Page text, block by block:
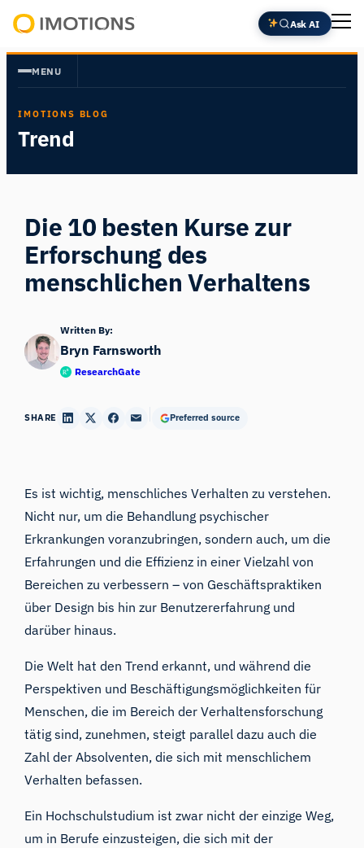
Zum
Inhalt
springen
Insight
Ask AI
MENU
IMOTIONS BLOG
Trend
Die 10 besten Kurse zur
Erforschung des
menschlichen Verhaltens
Written By:
Bryn Farnsworth
ResearchGate
SHARE Preferred source
Es ist wichtig, menschliches Verhalten zu verstehen.
Nicht nur, um die Behandlung psychischer
Erkrankungen voranzubringen, sondern auch, um die
Erfahrungen und die Effizienz in einer Vielzahl von
Bereichen zu verbessern – von Geschäftspraktiken
über Design bis hin zur Benutzererfahrung und
darüber hinaus.
Die Welt hat den Trend erkannt, und während die
Perspektiven und Beschäftigungsmöglichkeiten für
Menschen, die im Bereichder Verhaltensforschung
tätig sind,zunehmen, steigt parallel dazu auch die
Zahl der Absolventen, die sich mit menschlichem
Verhalten befassen.
Ein Hochschulstudium ist zwar nicht der einzige Weg,
um in Berufe einzusteigen, die sich mit der